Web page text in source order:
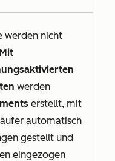
werden nicht
Mit
werden
erstellt, mit
automatisch
gestellt und
eingezogen